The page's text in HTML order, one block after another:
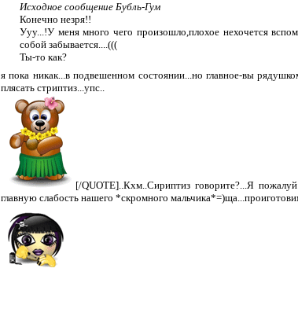
Исходное сообщение Бубль-Гум
Конечно незря!!
Ууу...!У меня много чего произошло,плохое нехочется
собой забывается....(((
Ты-то как?
я пока никак...в подвешенном состоянии...но главное-вы
плясать стриптиз...упс..
[/QUOTE]..Кхм..Сириптиз говорите?...Я
главную слабость нашего *скромного